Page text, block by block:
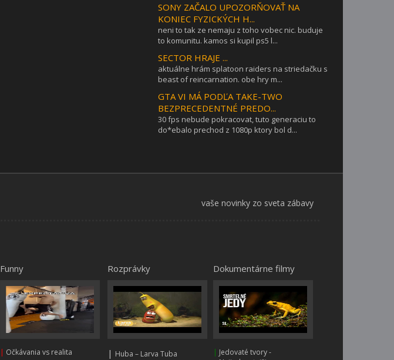
SONY ZAČALO UPOZORŇOVAŤ NA
KONIEC FYZICKÝCH H...
neni to tak ze nemaju z toho vobec nic. buduje
to komunitu. kamos si kupil ps5 l...
SECTOR HRAJE ...
aktuálne hrám splatoon raiders na striedačku s
beast of reincarnation. obe hry m...
GTA VI MÁ PODĽA TAKE-TWO
BEZPRECEDENTNÉ PREDO...
30 fps nebude pokracovat, tuto generaciu to
do*ebalo prechod z 1080p ktory bol d...
vaše novinky zo sveta zábavy
Funny
| Očkávania vs realita
Rozprávky
| Huba – Larva Tuba
Dokumentárne filmy
| Jedovaté tvory -